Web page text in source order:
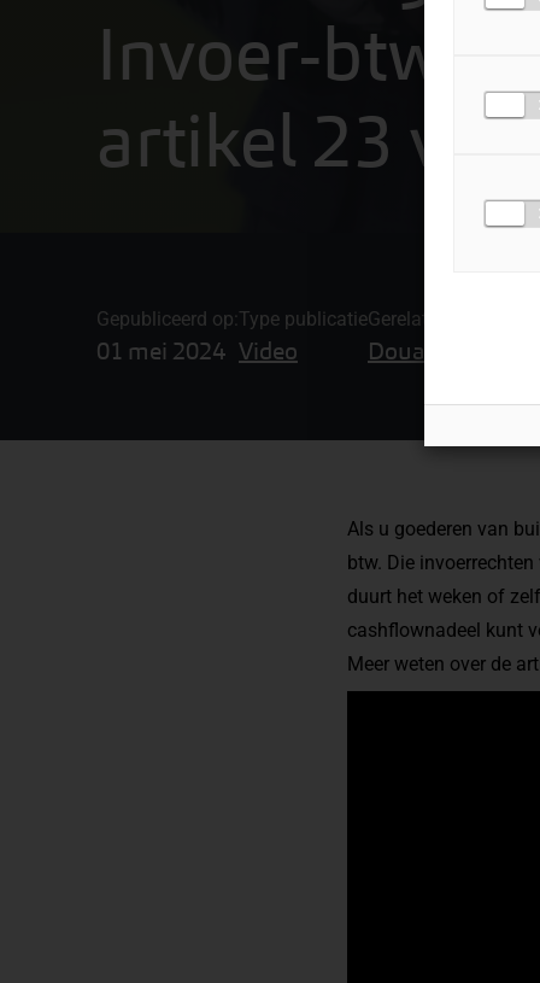
Invoer-btw
artikel 23
Gepubliceerd op:
01 mei 2024
Type publicatie
Video
Gerelateerde
Douane-advies,
Als u goederen van
btw. Die
duurt het weken of
cashflownadeel kunt
Meer weten over de